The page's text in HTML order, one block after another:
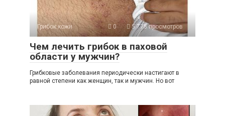
Грибок кожи 0 5 775 просмотров
Чем лечить грибок в паховой
области у мужчин?
Грибковые заболевания периодически настигают в
равной степени как женщин, так и мужчин. Но вот